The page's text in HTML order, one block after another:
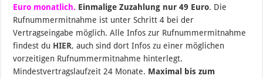
Euro monatlich. Einmalige Zuzahlung nur 49 Euro. Die
Rufnummermitnahme ist unter Schritt 4 bei der
Vertragseingabe möglich. Alle Infos zur Rufnummermitnahme
findest du HIER,auch sind dort Infos zu einer möglichen
vorzeitigen Rufnummermitnahme hinterlegt.
Mindestvertragslaufzeit 24 Monate. Maximal bis zum